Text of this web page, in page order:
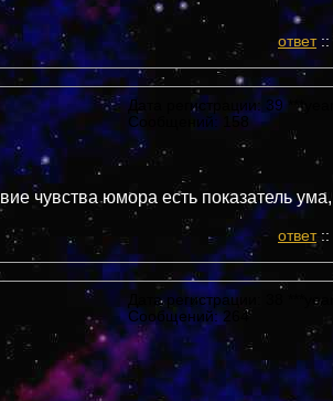
ответ::
Дата регистрации: 39
Сообщений: 158
чувства юмора есть показатель
ответ::
Дата регистрации: 38
Сообщений: 264